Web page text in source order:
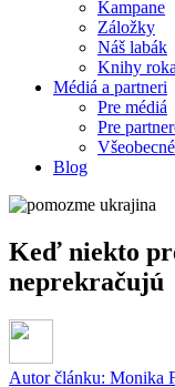
Kampane
Záložky
Náš labák
Knihy roka
Médiá a partneri
Pre médiá
Pre
Blog
Keď niekto
neprekračujú
Autor článku: Monika